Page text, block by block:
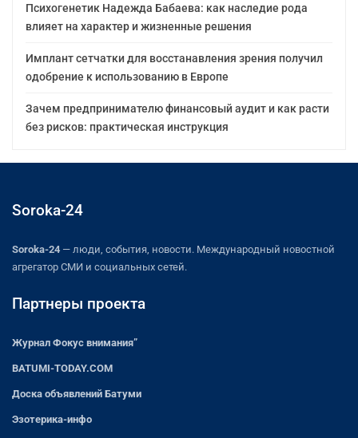
Психогенетик Надежда Бабаева: как наследие рода
влияет на характер и жизненные решения
Имплант сетчатки для восстанавления зрения получил
одобрение к использованию в Европе
Зачем предпринимателю финансовый аудит и как расти
без рисков: практическая инструкция
Soroka-24
Soroka-24 — люди, события, новости. Международный новостной
агрегатор СМИ и социальных сетей.
Партнеры проекта
Журнал Фокус внимания”
BATUMI-TODAY.COM
Доска объявлений Батуми
Эзотерика-инфо